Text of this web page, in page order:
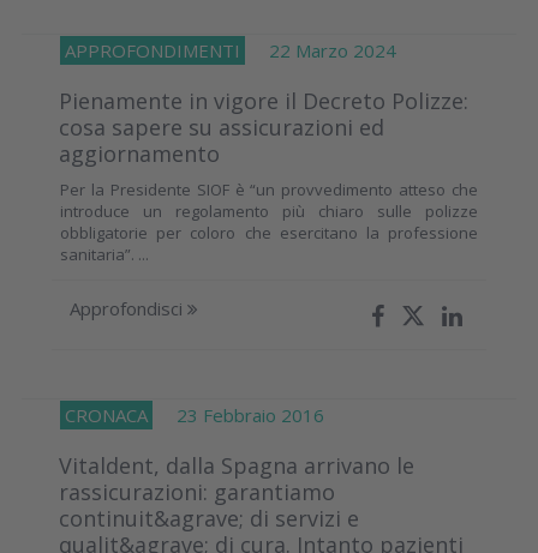
APPROFONDIMENTI 22 Marzo 2024
Pienamente in vigore il Decreto Polizze:
cosa sapere su assicurazioni ed
aggiornamento
Per la Presidente SIOF è “un provvedimento atteso che
introduce un regolamento più chiaro sulle polizze
obbligatorie per coloro che esercitano la professione
sanitaria”. ...
Approfondisci
CRONACA 23 Febbraio 2016
Vitaldent, dalla Spagna arrivano le
rassicurazioni: garantiamo
continuit&agrave; di servizi e
qualit&agrave; di cura. Intanto pazienti